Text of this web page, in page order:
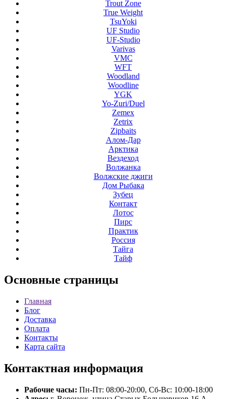
Trout Zone
True Weight
TsuYoki
UF Studio
UF-Studio
Varivas
VMC
WFT
Woodland
Woodline
YGK
Yo-Zuri/Duel
Zemex
Zetrix
Zipbaits
Алом-Дар
Арктика
Вездеход
Волжанка
Волжские джиги
Дом Рыбака
Зубец
Контакт
Лотос
Пирс
Практик
Россия
Тайга
Тайф
Основные страницы
Главная
Блог
Доставка
Оплата
Контакты
Карта сайта
Контактная информация
Рабочие часы: Пн-Пт: 08:00-20:00, Сб-Вс: 10:00-18:00